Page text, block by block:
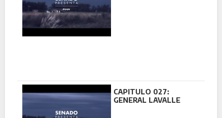
CAPITULO 027:
GENERAL LAVALLE